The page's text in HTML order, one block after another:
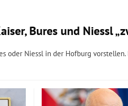
Bures und Niessl
oder Niessl in der Hofburg